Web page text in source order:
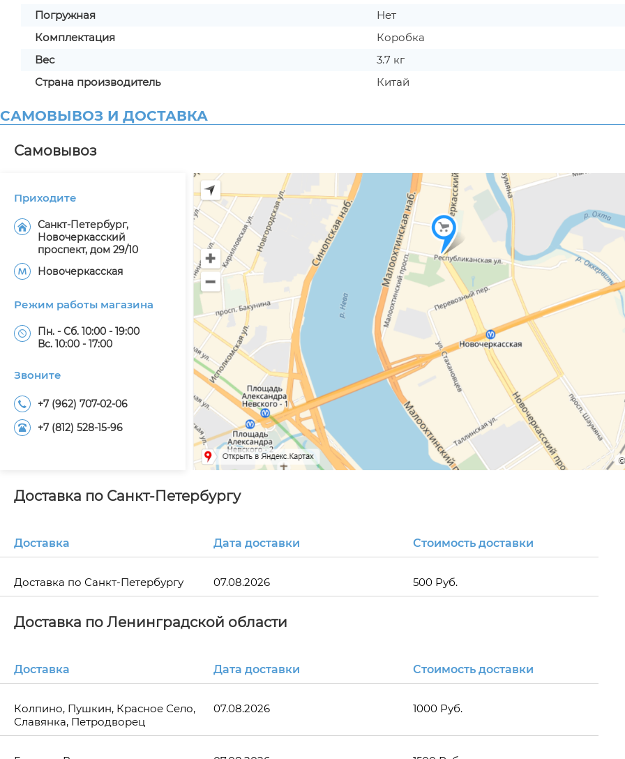
Погружная
Нет
Комплектация
Коробка
Вес
3.7 кг
Страна производитель
Китай
САМОВЫВОЗ И ДОСТАВКА
Самовывоз
Приходите
Санкт-Петербург,
Новочеркасский
проспект, дом 29/10
Новочеркасская
Режим работы магазина
Пн. - Сб. 10:00 - 19:00
Вс. 10:00 - 17:00
Звоните
+7 (962) 707-02-06
+7 (812) 528-15-96
Доставка по Санкт-Петербургу
Доставка Дата доставки Стоимость доставки
Доставка по Санкт-Петербургу 07.08.2026 500 Руб.
Доставка по Ленинградской области
Доставка Дата доставки Стоимость доставки
Колпино, Пушкин, Красное Село,
Славянка, Петродворец
07.08.2026 1000 Руб.